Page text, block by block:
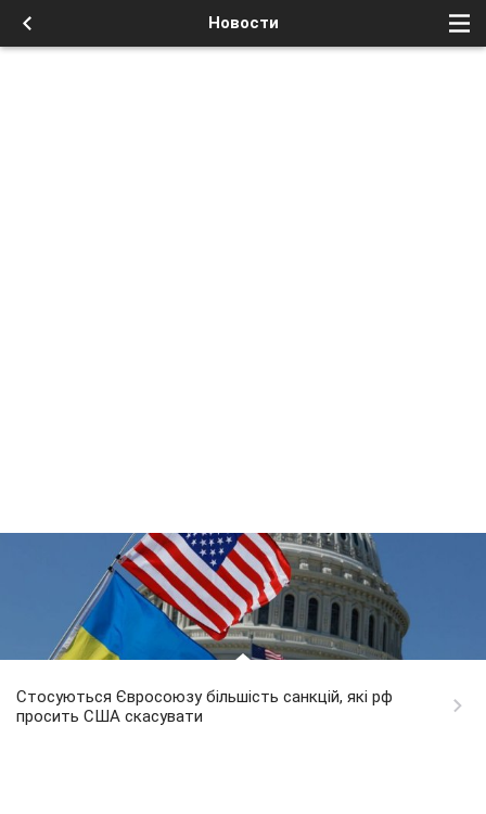
Новости
Стосуються Євросоюзу більшість санкцій, які рф
просить США скасувати